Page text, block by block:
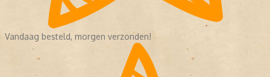
Vandaag besteld, morgen verzonden!